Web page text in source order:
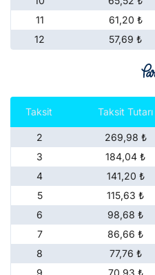
11
61,20 ₺
12
57,69 ₺
Taksit Taksit Tutarı
2 269,98 ₺
3
184,04 ₺
4
141,20 ₺
5
115,63 ₺
6
98,68 ₺
7
86,66 ₺
8
77,76 ₺
9
70,93 ₺